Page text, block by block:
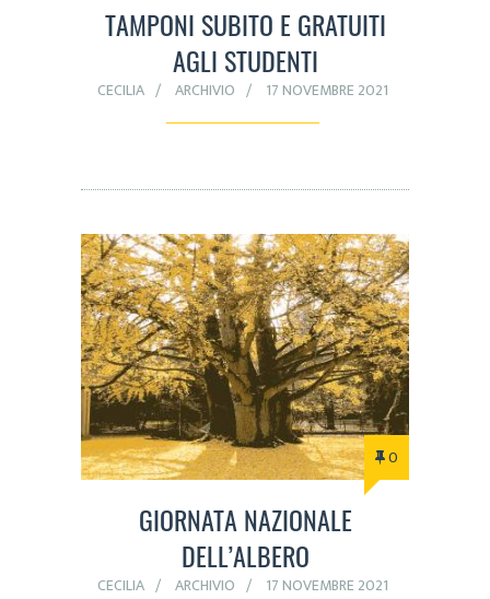
TAMPONI SUBITO E GRATUITI
AGLI STUDENTI
CECILIA ARCHIVIO 17 NOVEMBRE 2021
0
GIORNATA NAZIONALE
DELL’ALBERO
CECILIA ARCHIVIO 17 NOVEMBRE 2021